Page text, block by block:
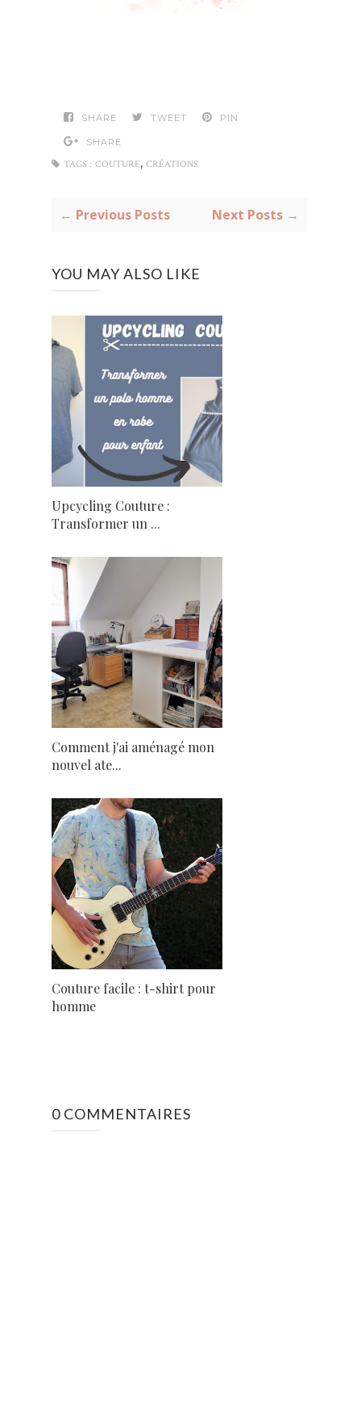
SHARE TWEET PIN
SHARE
TAGS : COUTURE, CRÉATIONS
← Previous Posts Next Posts →
YOU MAY ALSO LIKE
Upcycling Couture :
Transformer un ...
Comment j'ai aménagé mon
nouvel ate...
Couture facile : t-shirt pour
homme
0 COMMENTAIRES